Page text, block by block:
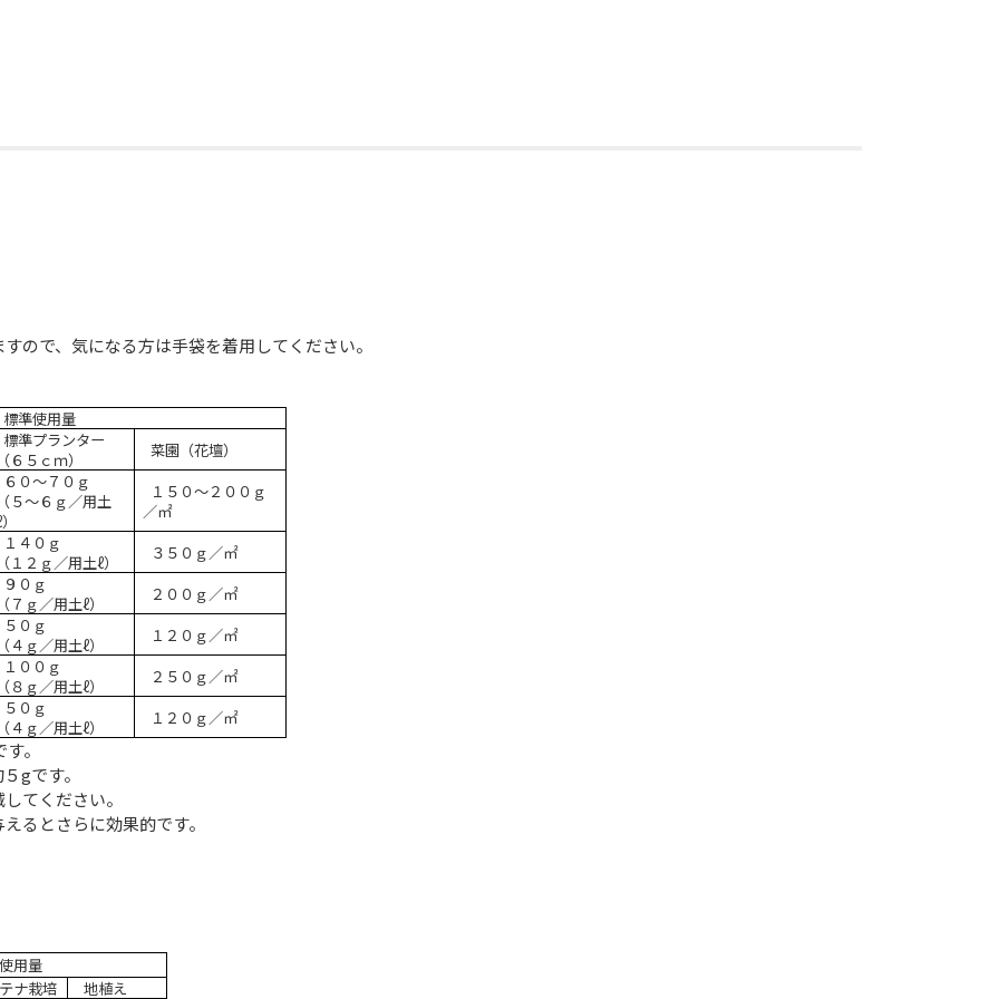
ので、気になる方は手袋を着用してください。
標準使用量
標準プランター
６５ｃｍ）
菜園（花壇）
６０～７０ｇ
５～６ｇ／用土
）
１５０～２００ｇ
／㎡
１４０ｇ
１２ｇ／用土ℓ）
３５０ｇ／㎡
９０ｇ
７ｇ／用土ℓ）
２００ｇ／㎡
５０ｇ
４ｇ／用土ℓ）
１２０ｇ／㎡
１００ｇ
８ｇ／用土ℓ）
２５０ｇ／㎡
５０ｇ
４ｇ／用土ℓ） １２０ｇ／㎡
。
５gです。
てください。
るとさらに効果的です。
用量
ナ栽培
地植え